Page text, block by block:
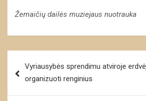
Žemaičių dailės muziejaus nuotrauka
tarpVyriausybės sprendimu atviroje
organizuoti renginius